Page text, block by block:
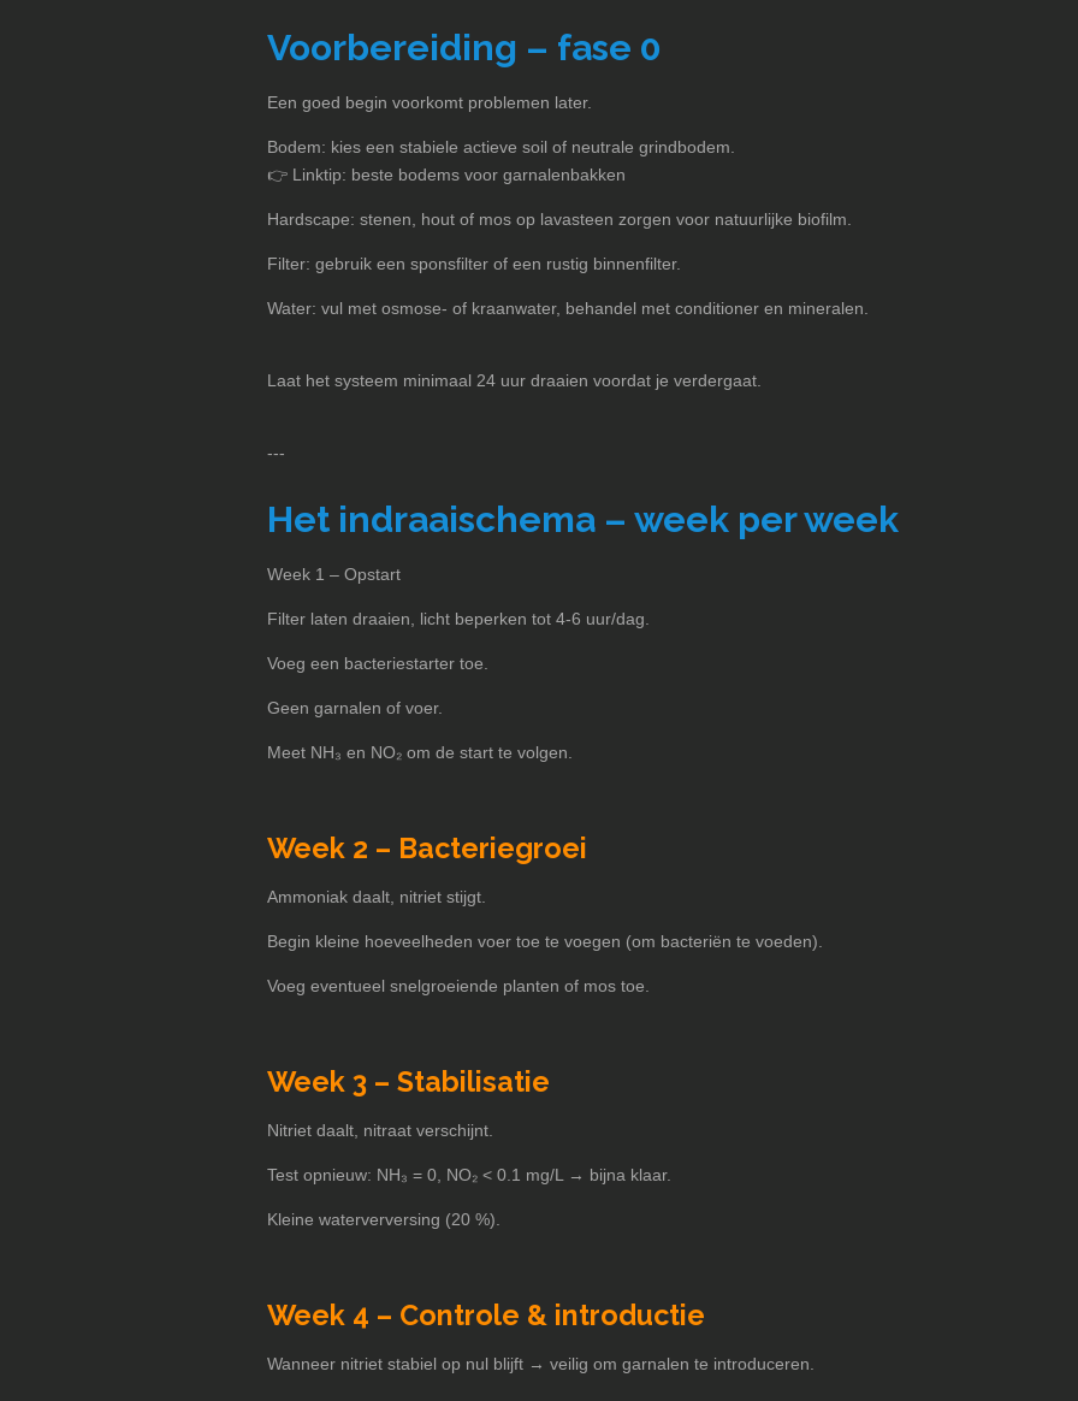
Voorbereiding – fase 0
Een goed begin voorkomt problemen later.
Bodem: kies een stabiele actieve soil of neutrale grindbodem.
👉 Linktip: beste bodems voor garnalenbakken
Hardscape: stenen, hout of mos op lavasteen zorgen voor natuurlijke biofilm.
Filter: gebruik een sponsfilter of een rustig binnenfilter.
Water: vul met osmose- of kraanwater, behandel met conditioner en mineralen.
Laat het systeem minimaal 24 uur draaien voordat je verdergaat.
---
Het indraaischema – week per week
Week 1 – Opstart
Filter laten draaien, licht beperken tot 4-6 uur/dag.
Voeg een bacteriestarter toe.
Geen garnalen of voer.
Meet NH₃ en NO₂ om de start te volgen.
Week 2 – Bacteriegroei
Ammoniak daalt, nitriet stijgt.
Begin kleine hoeveelheden voer toe te voegen (om bacteriën te voeden).
Voeg eventueel snelgroeiende planten of mos toe.
Week 3 – Stabilisatie
Nitriet daalt, nitraat verschijnt.
Test opnieuw: NH₃ = 0, NO₂ < 0.1 mg/L → bijna klaar.
Kleine waterverversing (20 %).
Week 4 – Controle & introductie
Wanneer nitriet stabiel op nul blijft → veilig om garnalen te introduceren.